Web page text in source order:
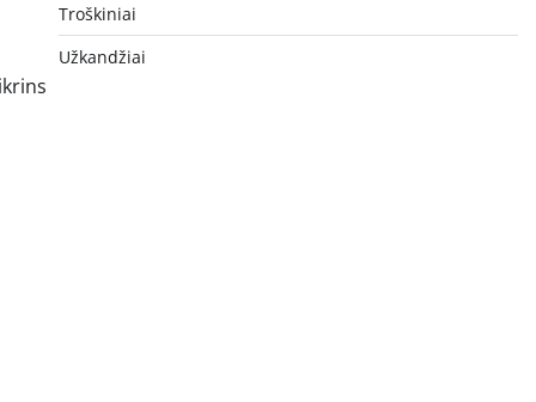
Troškiniai
Užkandžiai